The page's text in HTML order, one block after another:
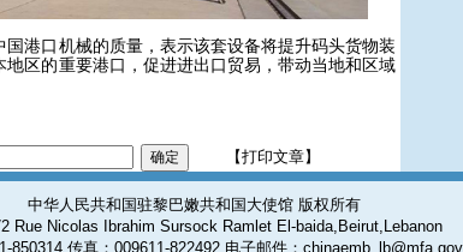
港口机械的质量，表示该套设备将提升码头货物装
区的重要港口，促进进出口贸易，带动当地和区域
【打印文章】
中华人民共和国驻黎巴嫩共和国大使馆 版权所有
Rue Nicolas Ibrahim Sursock Ramlet El-baida,Beirut,Lebanon
850314 传真：009611-822492 电子邮件：